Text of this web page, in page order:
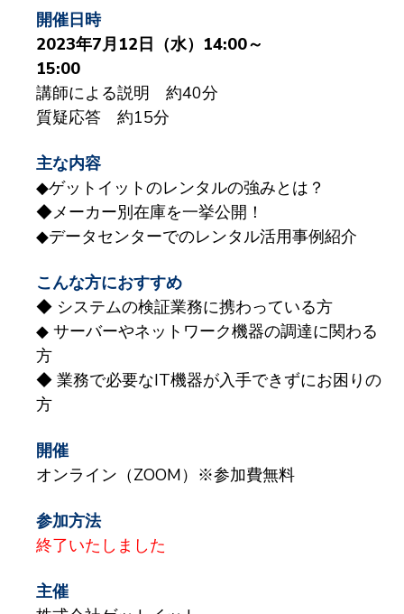
開催日時
2023年7月12日（水）14:00～
15:00
講師による説明 約40分
質疑応答 約15分
主な内容
◆ゲットイットのレンタルの強みとは？
◆メーカー別在庫を一挙公開！
◆データセンターでのレンタル活用事例紹介
こんな方におすすめ
◆ システムの検証業務に携わっている方
◆ サーバーやネットワーク機器の調達に関わる
方
◆ 業務で必要なIT機器が入手できずにお困りの
方
開催
オンライン（ZOOM） ※参加費無料
参加方法
終了いたしました
主催